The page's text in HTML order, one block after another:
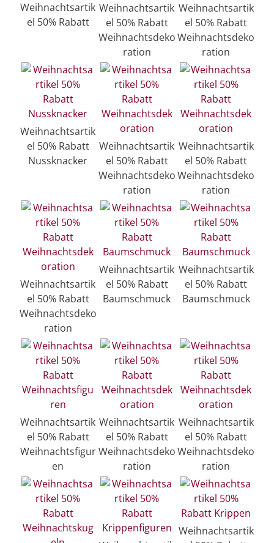
Weihnachtsartik
el 50% Rabatt
Weihnachtsartik
el 50% Rabatt
Weihnachtsdeko
ration
Weihnachtsartik
el 50% Rabatt
Weihnachtsdeko
ration
Weihnachtsartik
el 50% Rabatt
Nussknacker
Weihnachtsartik
el 50% Rabatt
Weihnachtsdeko
ration
Weihnachtsartik
el 50% Rabatt
Weihnachtsdeko
ration
Weihnachtsartik
el 50% Rabatt
Weihnachtsdeko
ration
Weihnachtsartik
el 50% Rabatt
Baumschmuck
Weihnachtsartik
el 50% Rabatt
Baumschmuck
Weihnachtsartik
el 50% Rabatt
Weihnachtsfigur
en
Weihnachtsartik
el 50% Rabatt
Weihnachtsdeko
ration
Weihnachtsartik
el 50% Rabatt
Weihnachtsdeko
ration
Weihnachtsartik